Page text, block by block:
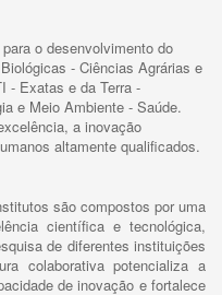
o desenvolvimento do
- Ciências Agrárias e
- Exatas e da Terra -
e Meio Ambiente - Saúde.
a inovação
altamente qualificados.
são compostos por uma
científica e tecnológica,
de diferentes instituições
colaborativa potencializa a
de inovação e fortalece